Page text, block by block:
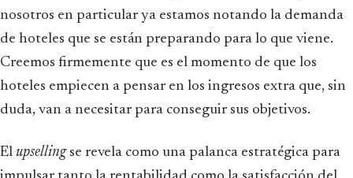
nosotros en particular ya estamos notando la demanda
de hoteles que se están preparando para lo que viene.
Creemos firmemente que es el momento de que los
hoteles empiecen a pensar en los ingresos extra que, sin
duda, van a necesitar para conseguir sus objetivos.
El upsellingse revela como una palanca estratégica para